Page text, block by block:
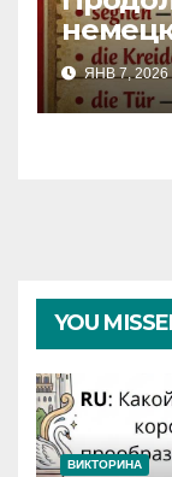
ЯНВ 7, 2026
YOU
ВИКТОРИНА